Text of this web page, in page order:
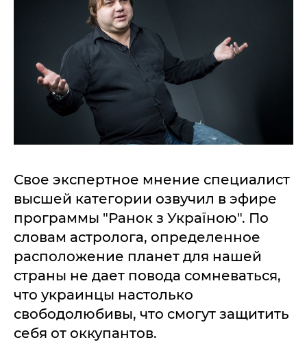
Свое экспертное мнение специалист
высшей категории озвучил в эфире
программы "Ранок з Україною". По
словам астролога, определенное
расположение планет для нашей
страны не дает повода сомневаться,
что украинцы настолько
свободолюбивы, что смогут защитить
себя от оккупантов.